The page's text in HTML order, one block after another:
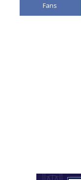
Fans